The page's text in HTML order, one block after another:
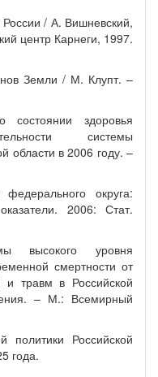
/ А. Вишневский,
центр Карнеги, 1997.
Земли / М. Клупт. –
состоянии здоровья
системы
области в 2006 году. –
округа:
2006: Стат.
высокого уровня
смертности от
и травм в Российской
– М.: Всемирный
политики Российской
года.